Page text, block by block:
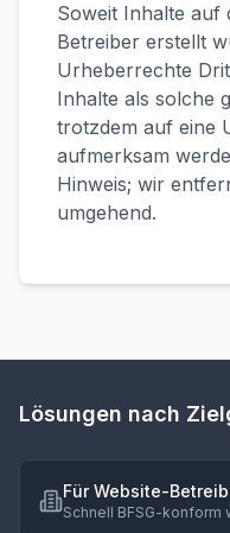
Soweit Inhalte auf
Betreiber erstellt
Urheberrechte
Inhalte als solche
trotzdem auf eine
aufmerksam
Hinweis; wir
umgehend.
Lösungen nach
Für Website-
Schnell BFSG-konform